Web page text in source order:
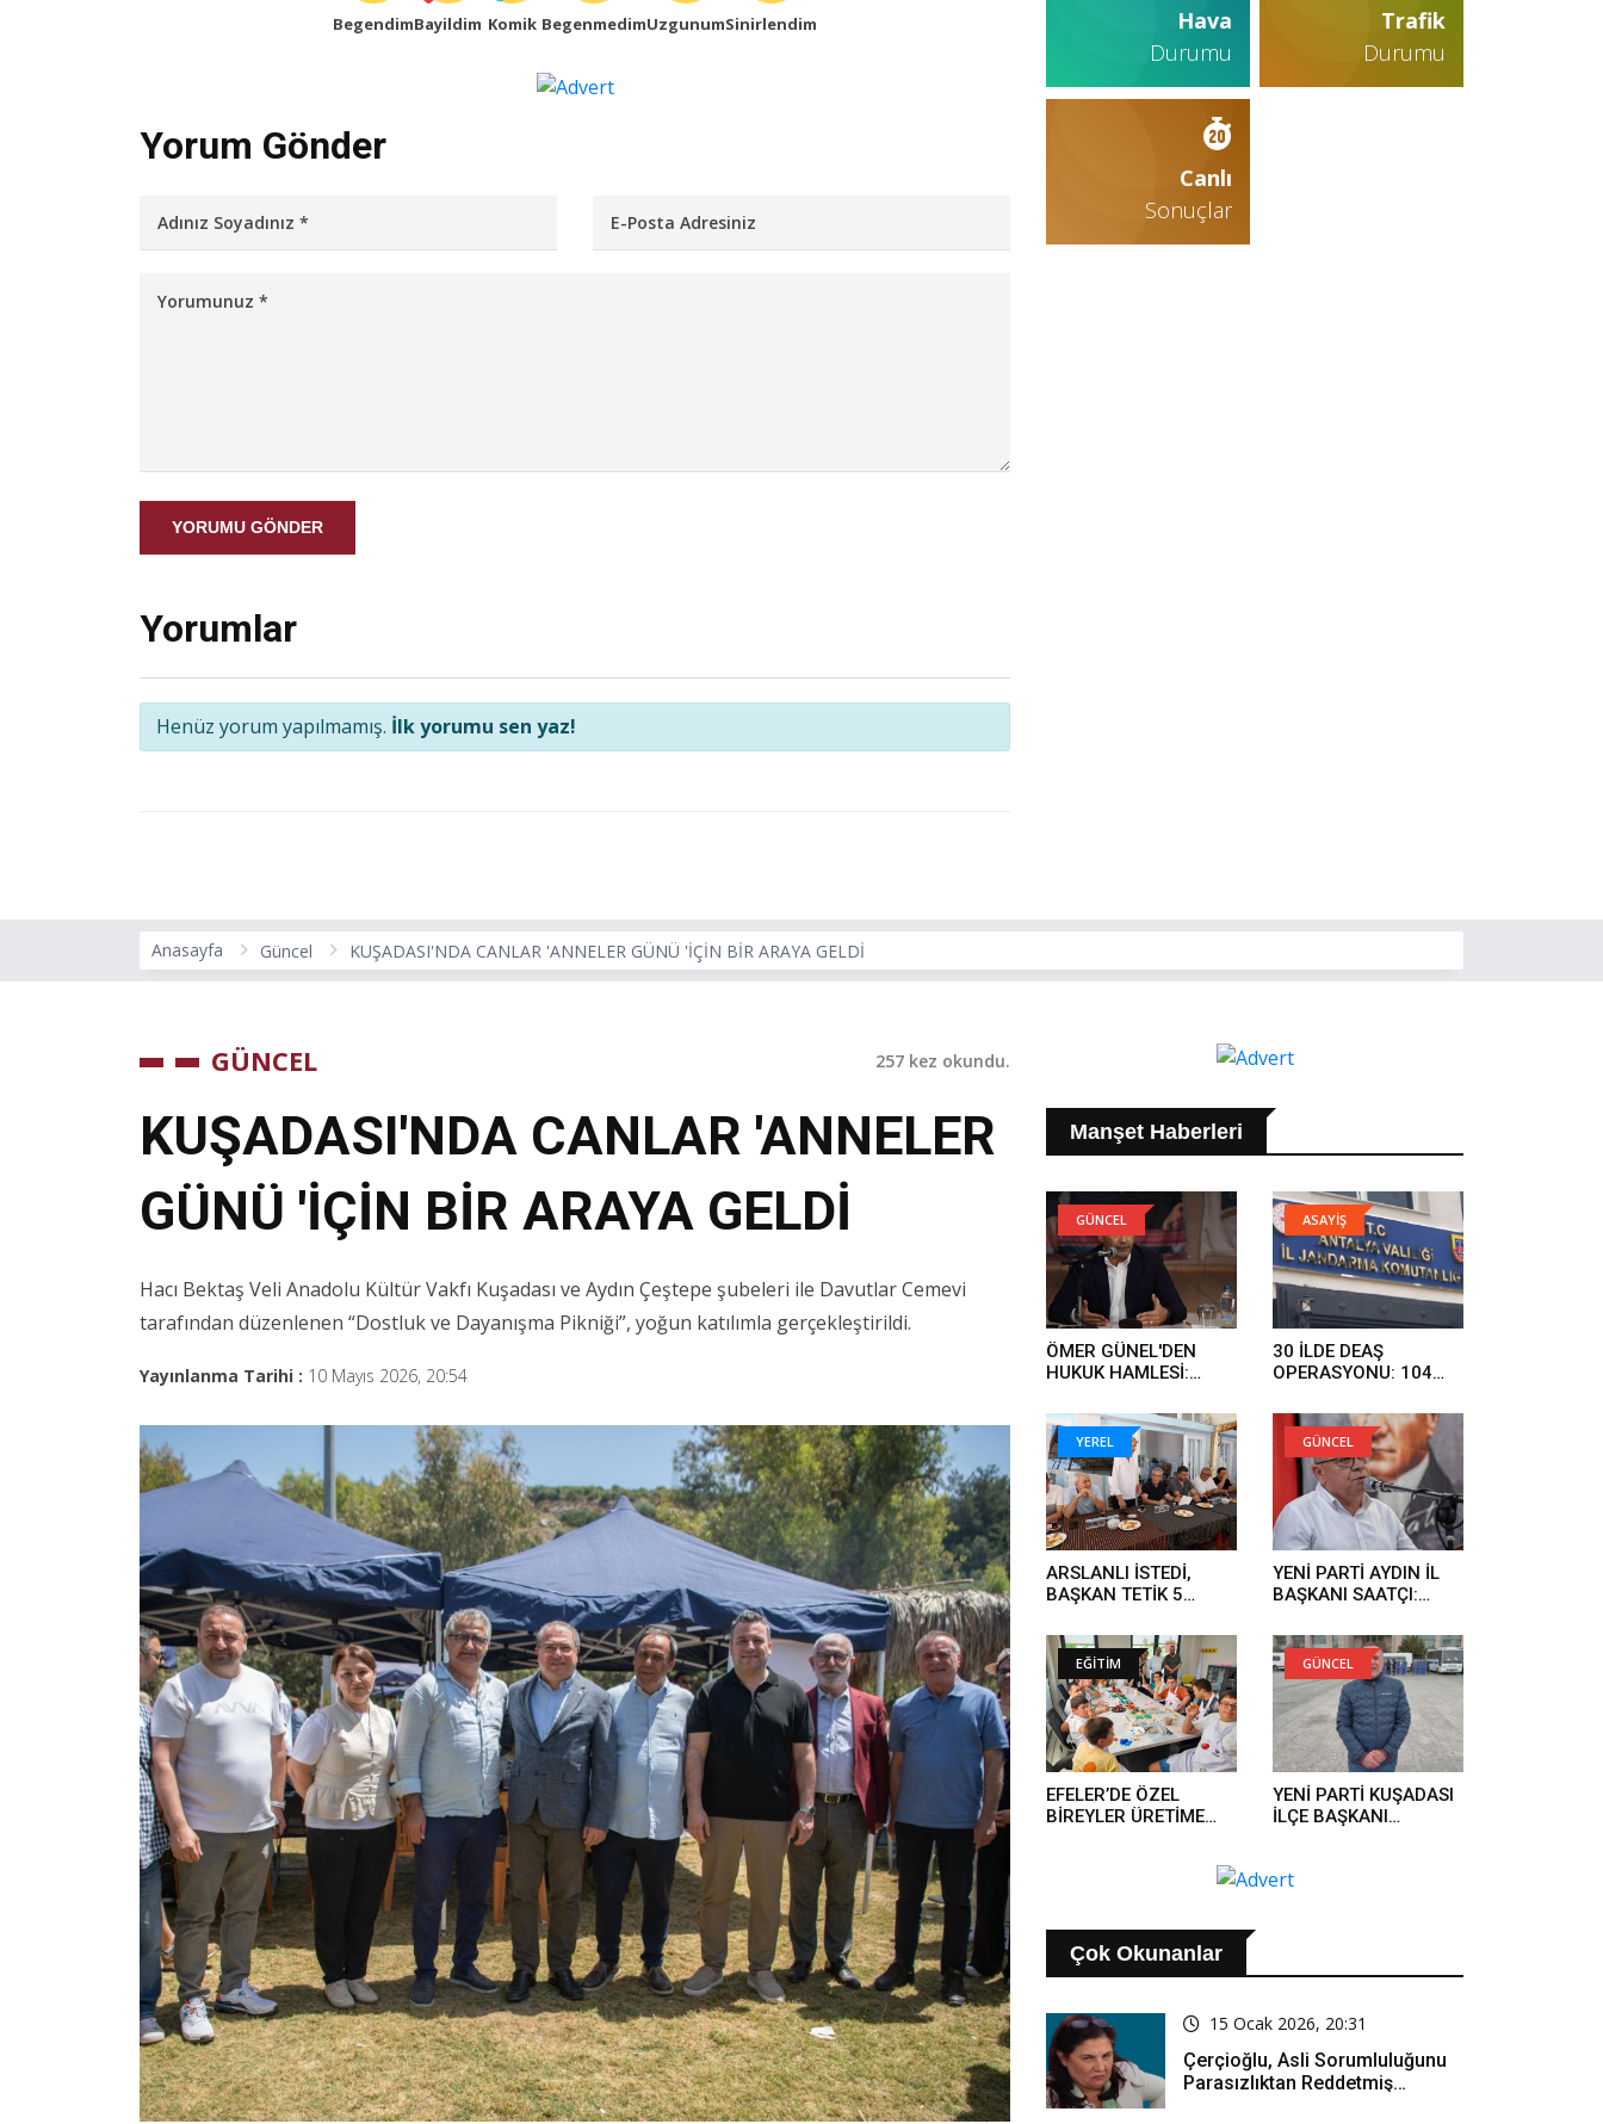
BegendimBayildim Komik BegenmedimUzgunumSinirlendim
Yorum Gönder
YORUMU GÖNDER
Yorumlar
Henüz yorum yapılmamış. İlk yorumu sen yaz!
Hava
Durumu
Trafik
Durumu
Canlı
Sonuçlar
Anasayfa Güncel KUŞADASI'NDA CANLAR 'ANNELER GÜNÜ 'İÇİN BİR ARAYA GELDİ
GÜNCEL 257 kez okundu.
KUŞADASI'NDA CANLAR 'ANNELER
GÜNÜ 'İÇİN BİR ARAYA GELDİ
Hacı Bektaş Veli Anadolu Kültür Vakfı Kuşadası ve Aydın Çeştepe şubeleri ile Davutlar Cemevi
tarafından düzenlenen “Dostluk ve Dayanışma Pikniği”, yoğun katılımla gerçekleştirildi.
Yayınlanma Tarihi : 10 Mayıs 2026, 20:54
Manşet Haberleri
GÜNCEL
ÖMER GÜNEL'DEN
HUKUK HAMLESİ:
ETKİLEMEYE
ÇALIŞANLAR HUKUK
ÖNÜNDE HESAP
VERECEK..
ASAYİŞ
30 İLDE DEAŞ
OPERASYONU: 104
YEREL
ARSLANLI İSTEDİ,
BAŞKAN TETİK 5
GÜNCEL
YENİ PARTİ AYDIN İL
BAŞKANI SAATÇI:
EĞMEYECEĞİZ'..
EĞİTİM
EFELER’DE ÖZEL
BİREYLER ÜRETİME
GÜNCEL
YENİ PARTİ KUŞADASI
İLÇE BAŞKANI
AÇIKLAMASI..
Çok Okunanlar
15 Ocak 2026, 20:31
Çerçioğlu, Asli Sorumluluğunu
Parasızlıktan Reddetmiş…